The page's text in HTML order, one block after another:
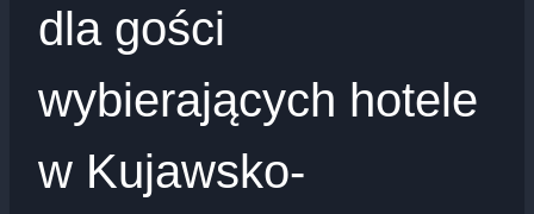
dla gości
wybierających hotele
w Kujawsko-